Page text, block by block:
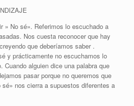
» No sé». Referimos lo escuchado a
Nos cuesta reconocer que hay
que deberíamos saber .
y prácticamente no escuchamos lo
Cuando alguien dice una palabra que
pasar porque no queremos que
nos cierra a supuestos diferentes a